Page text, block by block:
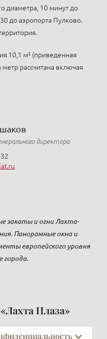
диаметра, 10 минут до
до аэропорта Пулково.
10,1 м² (приведенная
рассчитана включая
директора
закаты и огни Лахта-
Панорамные окна и
европейского уровня
города.
Плаза»